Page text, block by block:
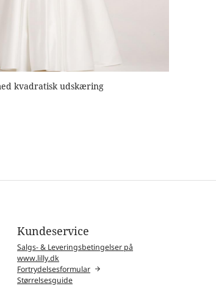
kvadratisk udskæring
Kundeservice
Salgs- & Leveringsbetingelser på
www.lilly.dk
Fortrydelsesformular
Størrelsesguide